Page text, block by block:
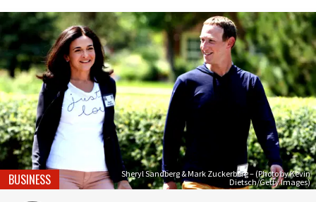
Sheryl Sandberg & Mark Zuckerberg – (Photo by Kevin
Dietsch/Getty Images)
BUSINESS